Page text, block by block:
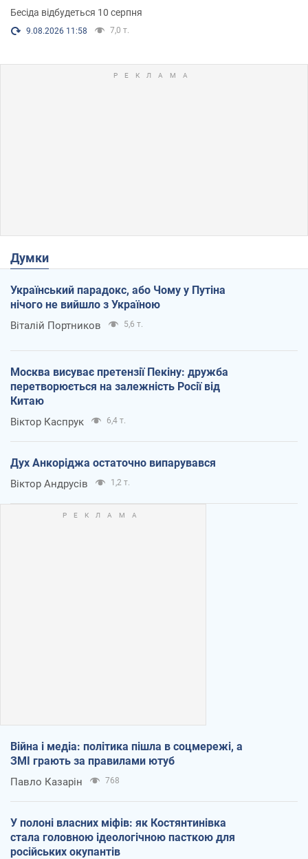
Бесіда відбудеться 10 серпня
9.08.2026 11:58 7,0 т.
Думки
Український парадокс, або Чому у Путіна
нічого не вийшло з Україною
Віталій Портников 5,6 т.
Москва висуває претензії Пекіну: дружба
перетворюється на залежність Росії від
Китаю
Віктор Каспрук 6,4 т.
Дух Анкоріджа остаточно випарувався
Віктор Андрусів 1,2 т.
Війна і медіа: політика пішла в соцмережі, а
ЗМІ грають за правилами ютуб
Павло Казарін 768
У полоні власних міфів: як Костянтинівка
стала головною ідеологічною пасткою для
російських окупантів